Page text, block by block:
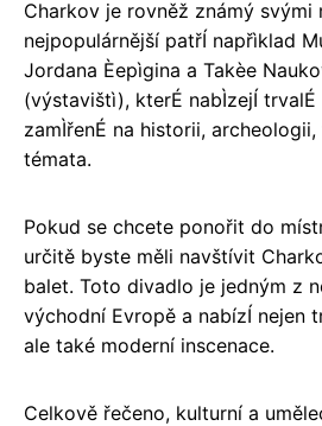
Charkov je rovněž známý svými
nejpopulárnější patřÍ napřìklad
Jordana Èepìgina a Takèe
(výstavištì), kterÉ nabÌzejÍ
zamÌřenÉ na historii,
témata.
Pokud se chcete ponořit do
určitě byste měli navštívit
balet. Toto divadlo je jedným z
východní Evropě a nabízÍ nejen
ale také moderní inscenace.
Celkově řečeno, kulturní a